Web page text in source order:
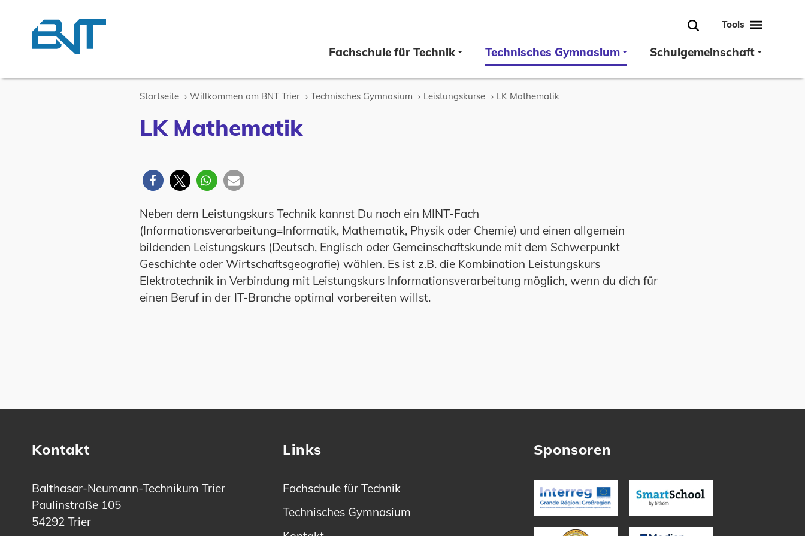
Zum Inhalt springen Tools
Fachschule für Technik Technisches Gymnasium Schulgemeinschaft
Startseite Willkommen am BNT Trier Technisches Gymnasium Leistungskurse LK Mathematik
LK Mathematik
Neben dem Leistungskurs Technik kannst Du noch ein MINT-Fach
(Informationsverarbeitung=Informatik, Mathematik, Physik oder Chemie) und einen allgemein
bildenden Leistungskurs (Deutsch, Englisch oder Gemeinschaftskunde mit dem Schwerpunkt
Geschichte oder Wirtschaftsgeografie) wählen. Es ist z.B. die Kombination Leistungskurs
Elektrotechnik in Verbindung mit Leistungskurs Informationsverarbeitung möglich, wenn du dich für
einen Beruf in der IT-Branche optimal vorbereiten willst.
Kontakt
Balthasar-Neumann-Technikum Trier
Paulinstraße 105
54292 Trier
Links
Fachschule für Technik
Technisches Gymnasium
Sponsoren